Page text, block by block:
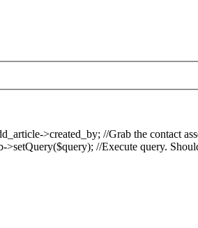
>created_by; //Grab the
//Execute query.